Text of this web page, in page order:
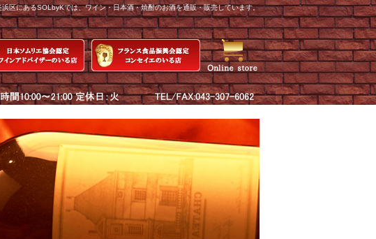
浜区にあるSOLbyKでは、ワイン・日本酒・焼酎のお酒を通販・販売しています。